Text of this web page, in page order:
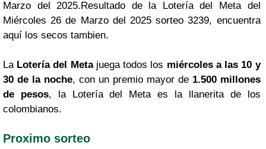
Marzo del 2025.Resultado de la Lotería del Meta del
Miércoles 26 de Marzo del 2025 sorteo 3239, encuentra
aquí los secos tambien.
La Lotería del Metajuega todos los miércoles a las 10 y
30 de la noche, con un premio mayor de 1.500 millones
de pesos, la Lotería del Meta es la llanerita de los
colombianos.
Proximo sorteo